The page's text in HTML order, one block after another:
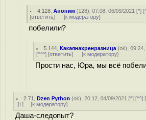
4.128 ,Аноним (128), 07:08, 06/09/2021 [^] [
[ответить] [к модератору]
побелили?
5.144 ,Какаянахренразница (ok),
[^^^] [ответить] [к модератору]
Прости нас, Юра, мы всё
2.71 ,Dzen Python (ok), 20:12, 04/09/2021 [^] [^^] [
[↑] [к модератору]
Даша-следопыт?